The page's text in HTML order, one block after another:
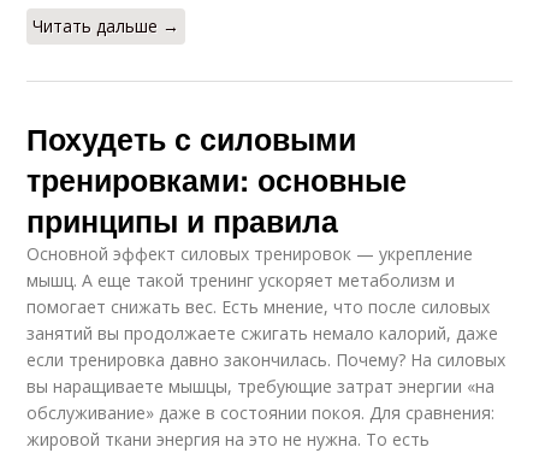
Читать дальше →
Похудеть с силовыми
тренировками: основные
принципы и правила
Основной эффект силовых тренировок — укрепление
мышц. А еще такой тренинг ускоряет метаболизм и
помогает снижать вес. Есть мнение, что после силовых
занятий вы продолжаете сжигать немало калорий, даже
если тренировка давно закончилась. Почему? На силовых
вы наращиваете мышцы, требующие затрат энергии «на
обслуживание» даже в состоянии покоя. Для сравнения:
жировой ткани энергия на это не нужна. То есть